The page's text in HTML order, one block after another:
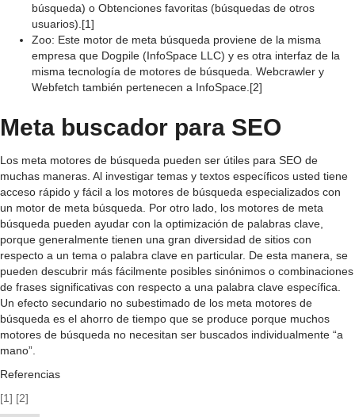
búsqueda) o Obtenciones favoritas (búsquedas de otros
usuarios).[1]
Zoo: Este motor de meta búsqueda proviene de la misma
empresa que Dogpile (InfoSpace LLC) y es otra interfaz de la
misma tecnología de motores de búsqueda. Webcrawler y
Webfetch también pertenecen a InfoSpace.[2]
Meta buscador para SEO
Los meta motores de búsqueda pueden ser útiles para SEO de
muchas maneras. Al investigar temas y textos específicos usted tiene
acceso rápido y fácil a los motores de búsqueda especializados con
un motor de meta búsqueda. Por otro lado, los motores de meta
búsqueda pueden ayudar con la optimización de palabras clave,
porque generalmente tienen una gran diversidad de sitios con
respecto a un tema o palabra clave en particular. De esta manera, se
pueden descubrir más fácilmente posibles sinónimos o combinaciones
de frases significativas con respecto a una palabra clave específica.
Un efecto secundario no subestimado de los meta motores de
búsqueda es el ahorro de tiempo que se produce porque muchos
motores de búsqueda no necesitan ser buscados individualmente “a
mano”.
Referencias
[1] [2]